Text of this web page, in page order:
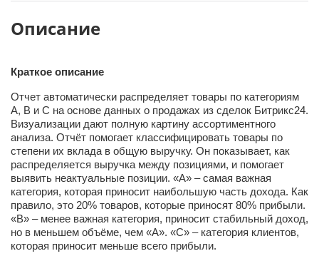
Описание
Краткое описание
Отчет автоматически распределяет товары по категориям
A, B и C на основе данных о продажах из сделок Битрикс24.
Визуализации дают полную картину ассортиментного
анализа. Отчёт помогает классифицировать товары по
степени их вклада в общую выручку. Он показывает, как
распределяется выручка между позициями, и помогает
выявить неактуальные позиции. «А» – самая важная
категория, которая приносит наибольшую часть дохода. Как
правило, это 20% товаров, которые приносят 80% прибыли.
«В» – менее важная категория, приносит стабильный доход,
но в меньшем объёме, чем «А». «С» – категория клиентов,
которая приносит меньше всего прибыли.